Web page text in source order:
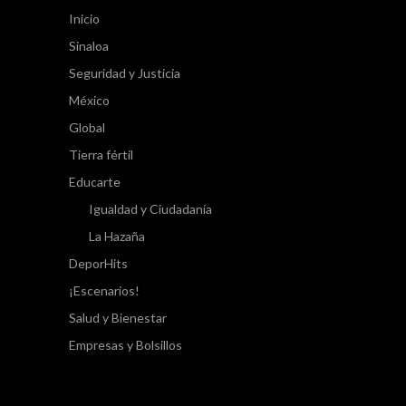
Inicio
Sinaloa
Seguridad y Justicia
México
Global
Tierra fértil
Educarte
Igualdad y Ciudadanía
La Hazaña
DeporHits
¡Escenarios!
Salud y Bienestar
Empresas y Bolsillos